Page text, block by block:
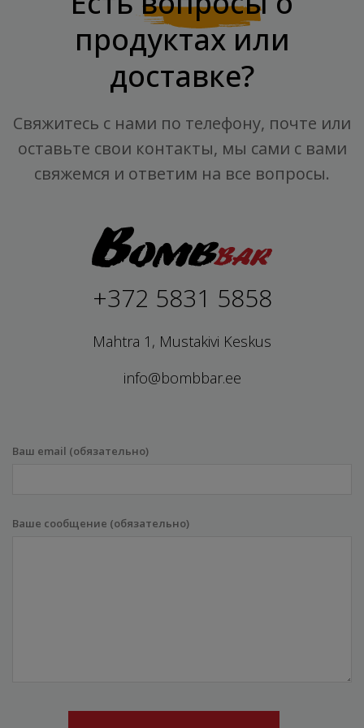
продуктах или
доставке?
Свяжитесь с нами по телефону, почте или
оставьте свои контакты, мы сами с вами
свяжемся и ответим на все вопросы.
+372 5831 5858
Mahtra 1, Mustakivi Keskus
info@bombbar.ee
Ваш email (обязательно)
Ваше сообщение (обязательно)